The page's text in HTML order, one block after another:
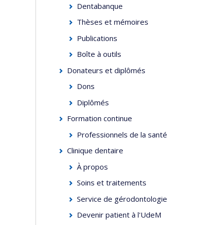
Dentabanque
Thèses et mémoires
Publications
Boîte à outils
Donateurs et diplômés
Dons
Diplômés
Formation continue
Professionnels de la santé
Clinique dentaire
À propos
Soins et traitements
Service de gérodontologie
Devenir patient à l'UdeM